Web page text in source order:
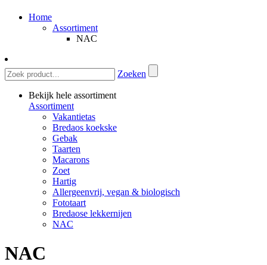
Home
Assortiment
NAC
Zoeken
Bekijk hele assortiment
Assortiment
Vakantietas
Bredaos koekske
Gebak
Taarten
Macarons
Zoet
Hartig
Allergeenvrij, vegan & biologisch
Fototaart
Bredaose lekkernijen
NAC
NAC